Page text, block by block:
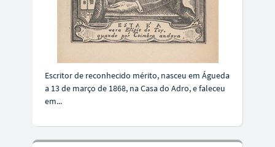
Escritor de reconhecido mérito, nasceu em Águeda
a 13 de março de 1868, na Casa do Adro, e faleceu
em...